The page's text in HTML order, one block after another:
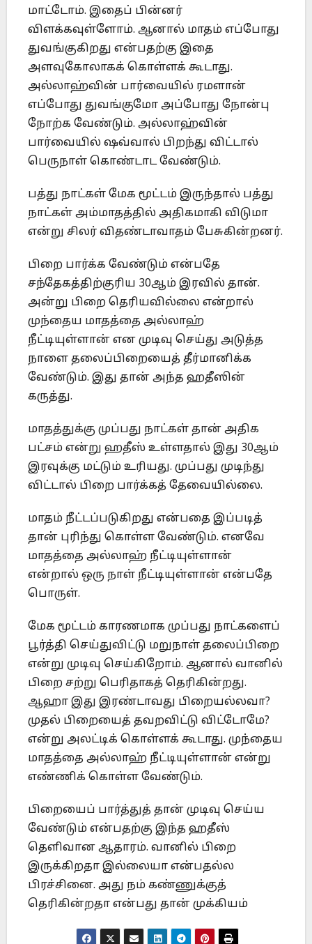
மாட்டோம். இதைப் பின்னர்
விளக்கவுள்ளோம். ஆனால் மாதம் எப்போது
துவங்குகிறது என்பதற்கு இதை
அளவுகோலாகக் கொள்ளக் கூடாது.
அல்லாஹ்வின் பார்வையில் ரமளான்
எப்போது துவங்குமோ அப்போது நோன்பு
நோற்க வேண்டும். அல்லாஹ்வின்
பார்வையில் ஷவ்வால் பிறந்து விட்டால்
பெருநாள் கொண்டாட வேண்டும்.
பத்து நாட்கள் மேக மூட்டம் இருந்தால் பத்து
நாட்கள் அம்மாதத்தில் அதிகமாகி விடுமா
என்று சிலர் விதண்டாவாதம் பேசுகின்றனர்.
பிறை பார்க்க வேண்டும் என்பதே
சந்தேகத்திற்குரிய 30ஆம் இரவில் தான்.
அன்று பிறை தெரியவில்லை என்றால்
முந்தைய மாதத்தை அல்லாஹ்
நீட்டியுள்ளான் என முடிவு செய்து அடுத்த
நாளை தலைப்பிறையைத் தீர்மானிக்க
வேண்டும். இது தான் அந்த ஹதீஸின்
கருத்து.
மாதத்துக்கு முப்பது நாட்கள் தான் அதிக
பட்சம் என்று ஹதீஸ் உள்ளதால் இது 30ஆம்
இரவுக்கு மட்டும் உரியது. முப்பது முடிந்து
விட்டால் பிறை பார்க்கத் தேவையில்லை.
மாதம் நீட்டப்படுகிறது என்பதை இப்படித்
தான் புரிந்து கொள்ள வேண்டும். எனவே
மாதத்தை அல்லாஹ் நீட்டியுள்ளான்
என்றால் ஒரு நாள் நீட்டியுள்ளான் என்பதே
பொருள்.
மேக மூட்டம் காரணமாக முப்பது நாட்களைப்
பூர்த்தி செய்துவிட்டு மறுநாள் தலைப்பிறை
என்று முடிவு செய்கிறோம். ஆனால் வானில்
பிறை சற்று பெரிதாகத் தெரிகின்றது.
ஆஹா இது இரண்டாவது பிறையல்லவா?
முதல் பிறையைத் தவறவிட்டு விட்டோமே?
என்று அலட்டிக் கொள்ளக் கூடாது. முந்தைய
மாதத்தை அல்லாஹ் நீட்டியுள்ளான் என்று
எண்ணிக் கொள்ள வேண்டும்.
பிறையைப் பார்த்துத் தான் முடிவு செய்ய
வேண்டும் என்பதற்கு இந்த ஹதீஸ்
தெளிவான ஆதாரம். வானில் பிறை
இருக்கிறதா இல்லையா என்பதல்ல
பிரச்சினை. அது நம் கண்ணுக்குத்
தெரிகின்றதா என்பது தான் முக்கியம்